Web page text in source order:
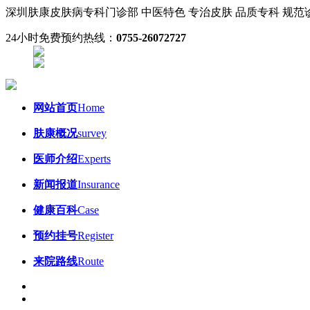
深圳肤康皮肤病专科门诊部 中医特色 专治皮肤 品质专科 规
24小时免费预约热线： 0755-26072727
网站首页Home
肤康概况survey
医师介绍Experts
新闻报道Insurance
健康百科Case
预约挂号Register
来院路线Route